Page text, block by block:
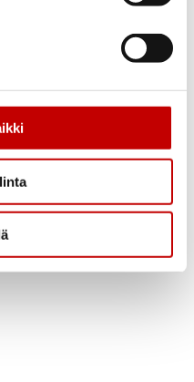
on Oulun kupeessa
nopean
ajan,
1977. Nykyisten
luotsaamana
kesäkuusta